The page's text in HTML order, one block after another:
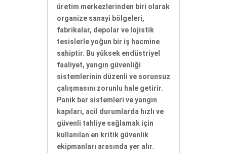
üretim merkezlerinden biri olarak
organize sanayi bölgeleri,
fabrikalar, depolar ve lojistik
tesislerle yoğun bir iş hacmine
sahiptir. Bu yüksek endüstriyel
faaliyet, yangın güvenliği
sistemlerinin düzenli ve sorunsuz
çalışmasını zorunlu hale getirir.
Panik bar sistemleri ve yangın
kapıları, acil durumlarda hızlı ve
güvenli tahliye sağlamak için
kullanılan en kritik güvenlik
ekipmanları arasında yer alır.